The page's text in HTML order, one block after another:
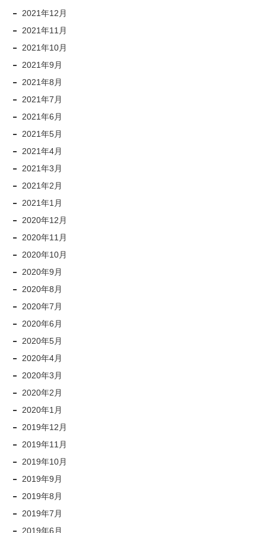
2021年12月
2021年11月
2021年10月
2021年9月
2021年8月
2021年7月
2021年6月
2021年5月
2021年4月
2021年3月
2021年2月
2021年1月
2020年12月
2020年11月
2020年10月
2020年9月
2020年8月
2020年7月
2020年6月
2020年5月
2020年4月
2020年3月
2020年2月
2020年1月
2019年12月
2019年11月
2019年10月
2019年9月
2019年8月
2019年7月
2019年6月